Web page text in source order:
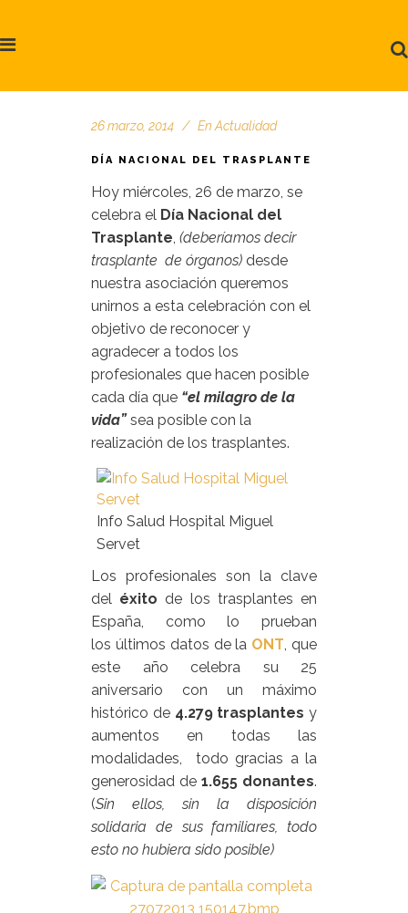
26 marzo, 2014 En Actualidad
DÍA NACIONAL DEL TRASPLANTE
Hoy miércoles, 26 de marzo, se
celebra el Día Nacional del
Trasplante, (deberíamos decir
trasplante de órganos) desde
nuestra asociación queremos
unirnos a esta celebración con el
objetivo de reconocer y
agradecer a todos los
profesionales que hacen posible
cada día que “el milagro de la
vida” sea posible con la
realización de los trasplantes.
Info Salud Hospital Miguel
Servet
Los profesionales son la clave
del éxito de los trasplantes en
España, como lo prueban
los últimos datos de la ONT, que
este año celebra su 25
aniversario con un máximo
histórico de 4.279 trasplantes y
aumentos en todas las
modalidades, todo gracias a la
generosidad de 1.655 donantes.
(Sin ellos, sin la disposición
solidaria de sus familiares, todo
esto no hubiera sido posible)